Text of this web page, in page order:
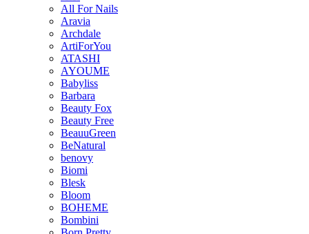
All For Nails
Aravia
Archdale
ArtiForYou
ATASHI
AYOUME
Babyliss
Barbara
Beauty Fox
Beauty Free
BeauuGreen
BeNatural
benovy
Biomi
Blesk
Bloom
BOHEME
Bombini